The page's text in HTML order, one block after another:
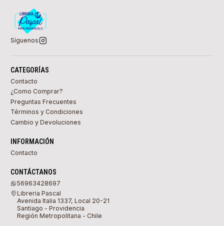
Síguenos
CATEGORÍAS
Contacto
¿Como Comprar?
Preguntas Frecuentes
Términos y Condiciones
Cambio y Devoluciones
INFORMACIÓN
Contacto
CONTÁCTANOS
56963428697
Libreria Pascal
Avenida Italia 1337, Local 20-21
Santiago - Providencia
Región Metropolitana - Chile